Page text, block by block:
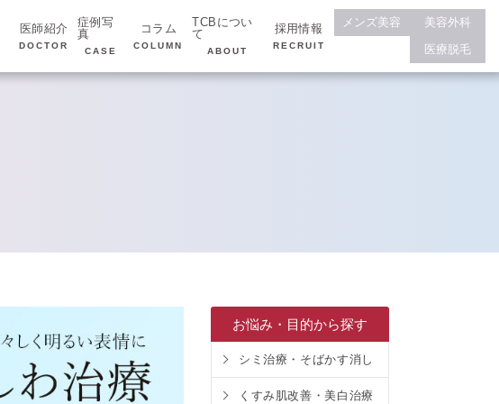
医師紹介
DOCTOR
症例写
真
CASE
コラム
COLUMN
TCBについ
て
ABOUT
採用情報
RECRUIT
メンズ美容
美容外科
医療脱毛
お悩み・目的から探す
シミ治療・そばかす消し
くすみ肌改善・美白治療